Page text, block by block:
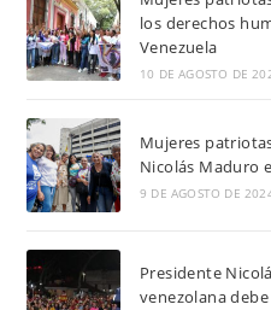
los derechos
Venezuela
10 DE AGOSTO DE
Mujeres
Nicolás Maduro
9 DE AGOSTO DE
Presidente
venezolana